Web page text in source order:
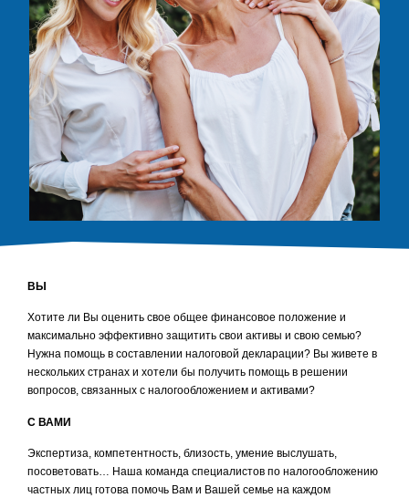
ВЫ
Хотите ли Вы оценить свое общее финансовое положение и
максимально эффективно защитить свои активы и свою семью?
Нужна помощь в составлении налоговой декларации? Вы живете в
нескольких странах и хотели бы получить помощь в решении
вопросов, связанных с налогообложением и активами?
С ВАМИ
Экспертиза, компетентность, близость, умение выслушать,
посоветовать… Наша команда специалистов по налогообложению
частных лиц готова помочь Вам и Вашей семье на каждом